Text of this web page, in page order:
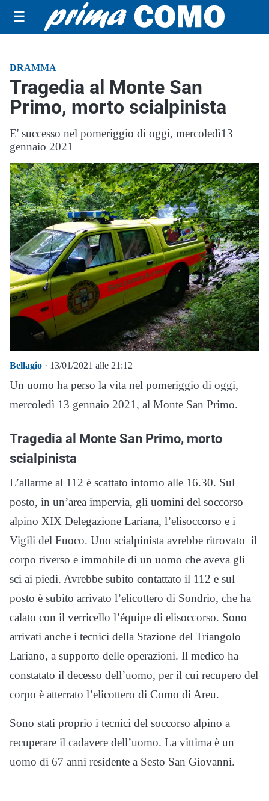
☰
DRAMMA
Tragedia al Monte San
Primo, morto scialpinista
E' successo nel pomeriggio di oggi, mercoledì13
gennaio 2021
Bellagio · 13/01/2021 alle 21:12
Un uomo ha perso la vita nel pomeriggio di oggi,
mercoledì 13 gennaio 2021, al Monte San Primo.
Tragedia al Monte San Primo, morto
scialpinista
L’allarme al 112 è scattato intorno alle 16.30. Sul
posto, in un’area impervia, gli uomini del soccorso
alpino XIX Delegazione Lariana, l’elisoccorso e i
Vigili del Fuoco. Uno scialpinista avrebbe ritrovato il
corpo riverso e immobile di un uomo che aveva gli
sci ai piedi. Avrebbe subito contattato il 112 e sul
posto è subito arrivato l’elicottero di Sondrio, che ha
calato con il verricello l’équipe di elisoccorso. Sono
arrivati anche i tecnici della Stazione del Triangolo
Lariano, a supporto delle operazioni. Il medico ha
constatato il decesso dell’uomo, per il cui recupero del
corpo è atterrato l’elicottero di Como di Areu.
Sono stati proprio i tecnici del soccorso alpino a
recuperare il cadavere dell’uomo. La vittima è un
uomo di 67 anni residente a Sesto San Giovanni.